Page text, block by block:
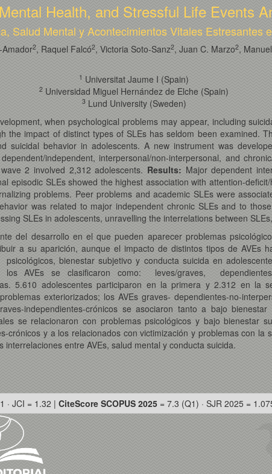
Health, and Stressful Life Events
Salud Mental y Acontecimientos Vitales Estresantes
2, Raquel Falcó2, Victoria Soto-Sanz2, Juan C. Marzo2,
1 Universitat Jaume I (Spain)
2 Universidad Miguel Hernández de Elche (Spain)
3Lund University (Sweden)
when psychological problems may appear, including
the impact of distinct types of SLEs has seldom been examined.
suicidal behavior in adolescents. A new instrument was
independent, interpersonal/non-interpersonal, and
2 involved 2,312 adolescents. Results: Major dependent
episodic SLEs showed the highest association with attention-
problems. Peer problems and academic SLEs were
was related to major independent chronic SLEs and to
SLEs in adolescents, unravelling the interrelations between
del desarrollo en el que pueden aparecer problemas
a su aparición, aunque el impacto de distintos tipos de AVEs
bienestar subjetivo y conducta suicida en
AVEs se clasificaron como: leves/graves, dependientes/
5.610 adolescentes participaron en la primera y 2.312 en la
exteriorizados; los AVEs graves- dependientes-no-
independientes-crónicos se asociaron tanto a bajo
se relacionaron con problemas psicológicos y bajo bienestar
crónicos y a los relacionados con victimización y problemas con la
entre AVEs, salud mental y conducta suicida.
· JCI = 1.32 | CiteScore SCOPUS 2025 = 7.3 (Q1) · SJR 2025 =